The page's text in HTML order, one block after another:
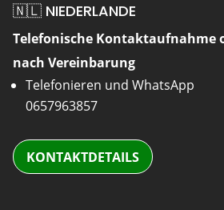
🇳🇱 NIEDERLANDE
Telefonische Kontaktaufnahme
nach Vereinbarung
Telefonieren und WhatsApp
0657963857
KONTAKTDETAILS